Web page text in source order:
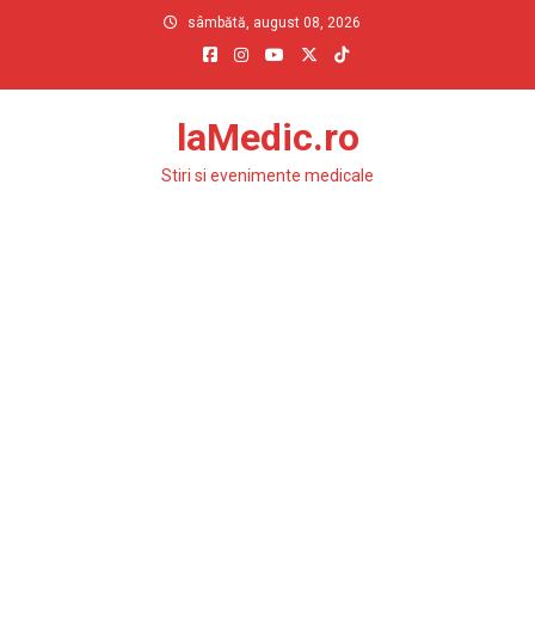
sâmbătă, august 08, 2026
laMedic.ro
Stiri si evenimente medicale